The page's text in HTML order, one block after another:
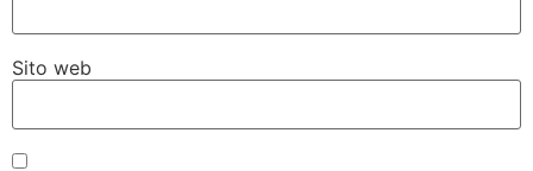
Sito web